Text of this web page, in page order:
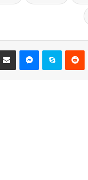
بينتيريست سكايب ماسنجر